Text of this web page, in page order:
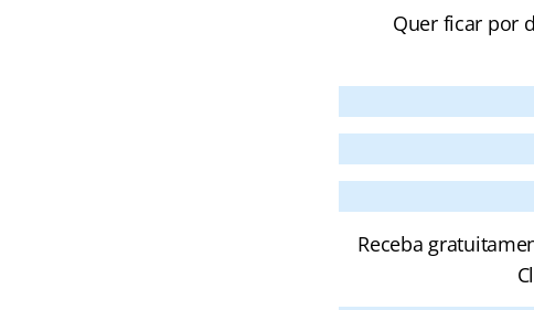
Quer ficar por
Receba